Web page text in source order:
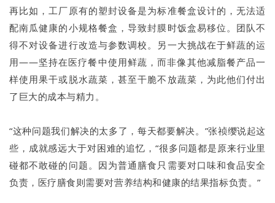
再比如，工厂原有的塑封设备是为标准餐盒设计的，无法适
配南瓜健康的小规格餐盒，导致封膜时饭盒易移位。团队不
得不对设备进行改造与参数调校。另一大挑战在于鲜蔬的运
用——坚持在医疗餐中使用鲜蔬，而非像其他减脂餐产品一
样使用果干或脱水蔬菜，甚至干脆不放蔬菜，为此他们付出
了巨大的成本与精力。
“这种问题我们解决的太多了，每天都要解决。”张祯缨说起这
些，成就感远大于对困难的追忆，“很多问题都是原来行业里
碰都不敢碰的问题。因为普通膳食只需要对口味和食品安全
负责，医疗膳食则需要对营养结构和健康的结果指标负责。”